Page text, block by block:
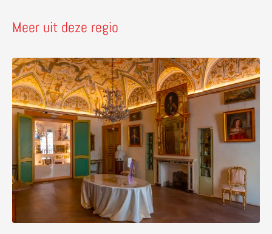
Meer uit deze regio
Lees meer over Palazzo Sorbello & de Pozzo Etrusco –